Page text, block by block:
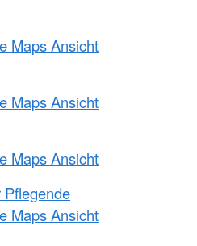
Maps Ansicht
Maps Ansicht
Maps Ansicht
Pflegende
Maps Ansicht